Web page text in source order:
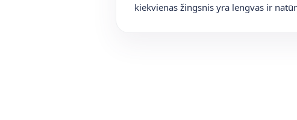
kiekvienas žingsnis yra lengvas ir